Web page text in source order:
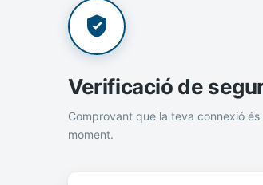
Verificació de
Comprovant que la teva connexió és
moment.